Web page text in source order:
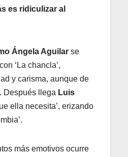
es ridiculizar al
Ángela Aguilar se
‘La chancla’,
y carisma, aunque de
Después llega Luis
ella necesita’, erizando
más emotivos ocurre